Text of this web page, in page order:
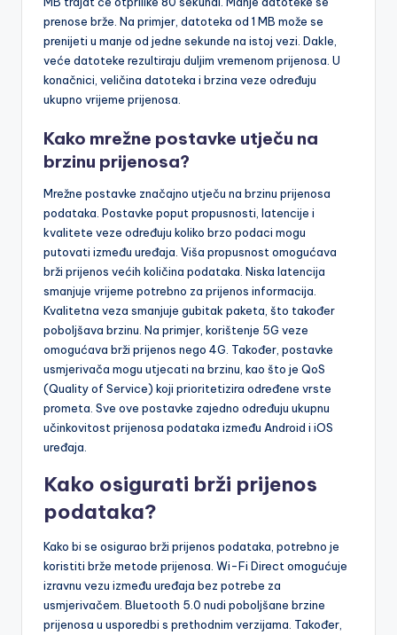
prenose brže. Na primjer, datoteka od 1 MB može se
prenijeti u manje od jedne sekunde na istoj vezi. Dakle,
veće datoteke rezultiraju duljim vremenom prijenosa. U
konačnici, veličina datoteka i brzina veze određuju
ukupno vrijeme prijenosa.
Kako mrežne postavke utječu na
brzinu prijenosa?
Mrežne postavke značajno utječu na brzinu prijenosa
podataka. Postavke poput propusnosti, latencije i
kvalitete veze određuju koliko brzo podaci mogu
putovati između uređaja. Viša propusnost omogućava
brži prijenos većih količina podataka. Niska latencija
smanjuje vrijeme potrebno za prijenos informacija.
Kvalitetna veza smanjuje gubitak paketa, što također
poboljšava brzinu. Na primjer, korištenje 5G veze
omogućava brži prijenos nego 4G. Također, postavke
usmjerivača mogu utjecati na brzinu, kao što je QoS
(Quality of Service) koji prioritetizira određene vrste
prometa. Sve ove postavke zajedno određuju ukupnu
učinkovitost prijenosa podataka između Android i iOS
uređaja.
Kako osigurati brži prijenos
podataka?
Kako bi se osigurao brži prijenos podataka, potrebno je
koristiti brže metode prijenosa. Wi-Fi Direct omogućuje
izravnu vezu između uređaja bez potrebe za
usmjerivačem. Bluetooth 5.0 nudi poboljšane brzine
prijenosa u usporedbi s prethodnim verzijama. Također,